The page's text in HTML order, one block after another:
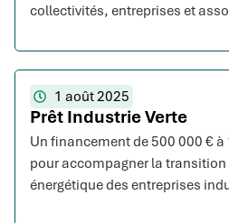
collectivités, entreprises et
1 août 2025
Prêt Industrie Verte
Un financement de 500 000 € à
pour accompagner la
énergétique des entreprises